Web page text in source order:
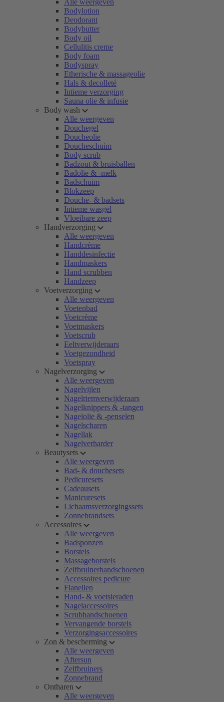
Alle weergeven
Bodylotion
Deodorant
Bodybutter
Body oil
Cellulitis creme
Body foam
Bodyspray
Etherische & massageolie
Hals & decolleté
Intieme verzorging
Sauna olie & infusie
Body wash
Alle weergeven
Douchegel
Doucheolie
Doucheschuim
Body scrub
Badzout & bruisballen
Badolie & -melk
Badschuim
Blokzeep
Douche- & badsets
Intieme wasgel
Vloeibare zeep
Handverzorging
Alle weergeven
Handcrème
Handdesinfectie
Handmaskers
Hand scrubben
Handzeep
Voetverzorging
Alle weergeven
Voetenbad
Voetcrème
Voetmaskers
Voetscrub
Eeltverwijderaars
Voetgezondheid
Voetspray
Nagelverzorging
Alle weergeven
Nagelvijlen
Nagelriemverwijderaars
Nagelknippers & -tangen
Nagelolie & -penselen
Nagelscharen
Nagellak
Nagelverharder
Beautysets
Alle weergeven
Bad- & douchesets
Pedicuresets
Cadeausets
Manicuresets
Lichaamsverzorgingssets
Zonnebrandsets
Accessoires
Alle weergeven
Badsponzen
Borstels
Massageborstels
Zelfbruinerhandschoenen
Accessoires pedicure
Flanellen
Hand- & voetsieraden
Nagelaccessoires
Scrubhandschoenen
Vervangende borstels
Verzorgingsaccessoires
Zon & bescherming
Alle weergeven
Aftersun
Zelfbruiners
Zonnebrand
Ontharen
Alle weergeven